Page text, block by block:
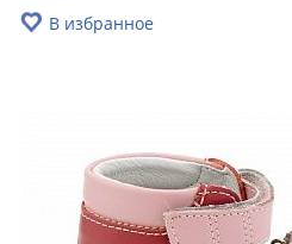
В избранное